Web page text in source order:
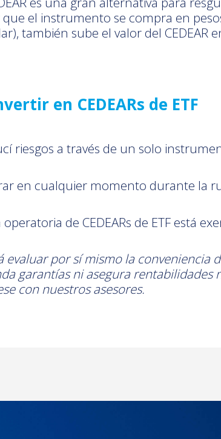
el instrumento se compra en
también sube el valor del
en CEDEARs de ETF
riesgos a través de un solo
en cualquier momento durante la
operatoria de CEDEARs de ETF está
evaluar por sí mismo la conveniencia
garantías ni asegura
con nuestros asesores.